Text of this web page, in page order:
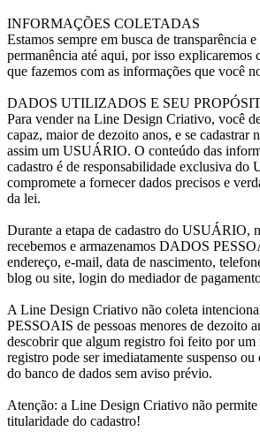
INFORMAÇÕES COLETADAS
Estamos sempre em busca de transparência
permanência até aqui, por isso explicaremos
que fazemos com as informações que você
DADOS UTILIZADOS E SEU
Para vender na Line Design Criativo, você
capaz, maior de dezoito anos, e se cadastrar
assim um USUÁRIO. O conteúdo das
cadastro é de responsabilidade exclusiva do
compromete a fornecer dados precisos e
da lei.
Durante a etapa de cadastro do USUÁRIO,
recebemos e armazenamos DADOS
endereço, e-mail, data de nascimento,
blog ou site, login do mediador de
A Line Design Criativo não coleta
PESSOAIS de pessoas menores de dezoito
descobrir que algum registro foi feito por um
registro pode ser imediatamente suspenso
do banco de dados sem aviso prévio.
Atenção: a Line Design Criativo não permite
titularidade do cadastro!